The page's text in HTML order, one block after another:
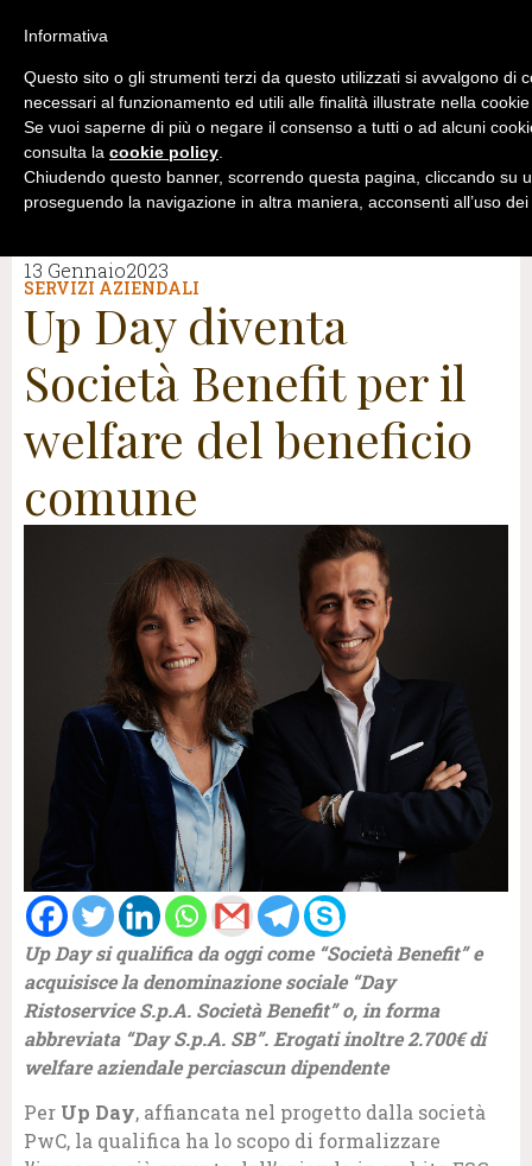
13 Gennaio2023
SERVIZI AZIENDALI
Up Day diventa
Società Benefit per il
welfare del beneficio
comune
Up Day si qualifica da oggi come “Società Benefit” e
acquisisce la denominazione sociale “Day
Ristoservice S.p.A. Società Benefit” o, in forma
abbreviata “Day S.p.A. SB”. Erogati inoltre 2.700€ di
welfare aziendale perciascun dipendente
Per Up Day, affiancata nel progetto dalla società
PwC, la qualifica ha lo scopo di formalizzare
Informativa
Questo sito o gli strumenti terzi da questo utilizzati si avvalgono di
necessari al funzionamento ed utili alle finalità illustrate nella
Se vuoi saperne di più o negare il consenso a tutti o ad alcuni
consulta la cookie policy.
Chiudendo questo banner, scorrendo questa pagina, cliccando su
proseguendo la navigazione in altra maniera, acconsenti all’uso